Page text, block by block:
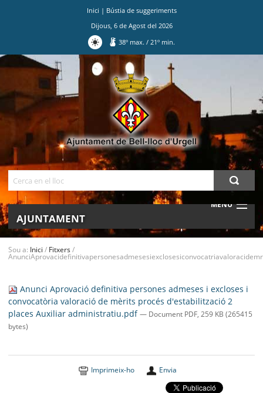
Inici | Bústia de suggeriments
Dijous, 6de Agostdel 2026
38º max./ 21º min.
MENU
AJUNTAMENT
BELL-LLOC SOLUCIONA
Sou a: Inici / Fitxers/
Anunci Aprovació definitiva persones admeses i excloses i
convocatòria valoració de mèrits procés d'estabilització 2
places Auxiliar administratiu.pdf— Document PDF, 259 KB (265415
bytes)
Imprimeix-ho Envia